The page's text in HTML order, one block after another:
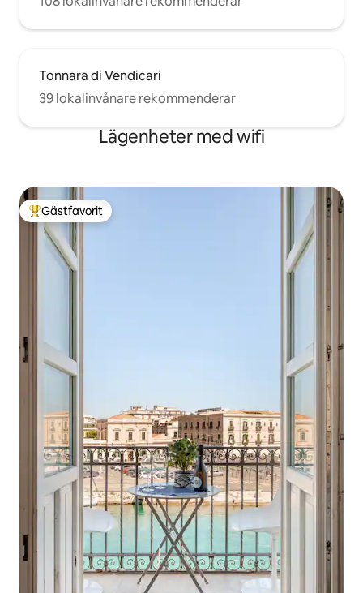
Tonnara di Vendicari
39 lokalinvånare rekommenderar
Lägenheter med wifi
Populär gästfavorit
Gästfavorit